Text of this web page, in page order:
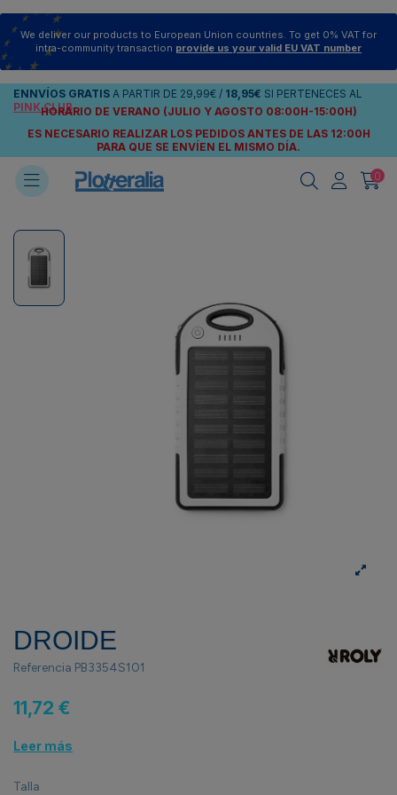
We deliver our products to European Union countries. To get 0% VAT for
intra-community transaction provide us your valid EU VAT number
ENNVÍOS GRATIS A PARTIR DE 29,99€ / 18,95€ SI PERTENECES AL
PINK CLUB
HORARIO DE VERANO (JULIO Y AGOSTO 08:00H-15:00H)
ES NECESARIO REALIZAR LOS PEDIDOS ANTES DE LAS 12:00H
PARA QUE SE ENVÍEN EL MISMO DÍA.
0
DROIDE
Referencia PB3354S101
11,72 €
Leer más
Talla